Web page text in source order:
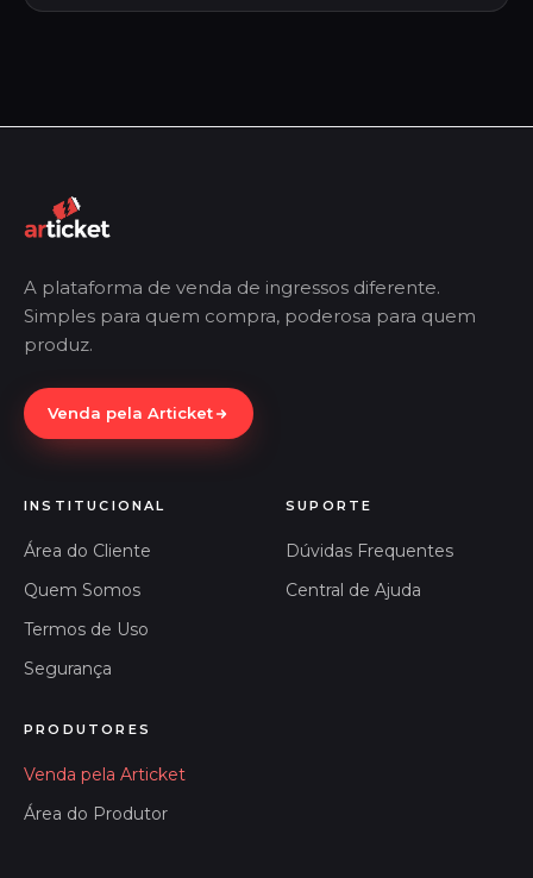
A plataforma de venda de ingressos diferente.
Simples para quem compra, poderosa para quem
produz.
Venda pela Articket
INSTITUCIONAL
Área do Cliente
Quem Somos
Termos de Uso
Segurança
SUPORTE
Dúvidas Frequentes
Central de Ajuda
PRODUTORES
Venda pela Articket
Área do Produtor